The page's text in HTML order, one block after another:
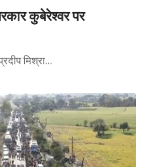
कुबेरेश्वर पर
मिश्रा…